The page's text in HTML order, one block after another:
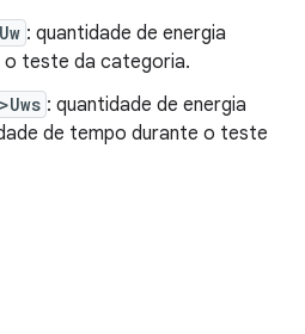
: quantidade de energia
o teste da categoria.
: quantidade de energia
de tempo durante o teste